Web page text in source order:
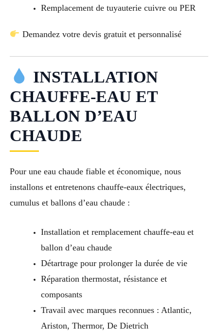
Remplacement de tuyauterie cuivre ou PER
Demandez votre devis gratuit et personnalisé
INSTALLATION
CHAUFFE-EAU ET
BALLON D’EAU
CHAUDE
Pour une eau chaude fiable et économique, nous
installons et entretenons chauffe-eaux électriques,
cumulus et ballons d’eau chaude :
Installation et remplacement chauffe-eau et
ballon d’eau chaude
Détartrage pour prolonger la durée de vie
Réparation thermostat, résistance et
composants
Travail avec marques reconnues : Atlantic,
Ariston, Thermor, De Dietrich